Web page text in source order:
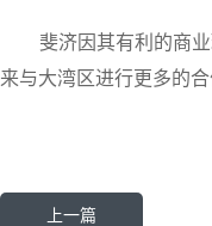
斐济因其有利的商
来与大湾区进行更多的
上一篇